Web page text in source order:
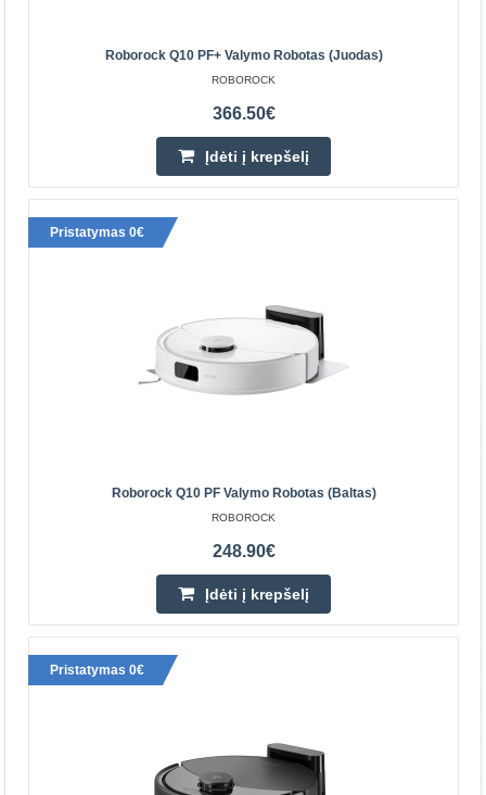
Roborock Q10 PF+ valymo robotas (juodas)
Roborock Q10 PF+ valymo robotas (juodas) Atsikratykite
nemalonių darbų. „Roborock Q10 PF+“ valymo robotas
padės jums pasirūpinti tvarka jūsų bute – jis kruopšč..
Įdėti į krepšelį
Pridėti prie pageidavimų sąrašo
Roborock Q10 PF+ Valymo Robotas (juodas)
ROBOROCK
366.50€
Įdėti į krepšelį
Pristatymas 0€
Roborock Q10 PF Valymo Robotas (baltas)
ROBOROCK
248.90€
Įdėti į krepšelį
Pristatymas 0€